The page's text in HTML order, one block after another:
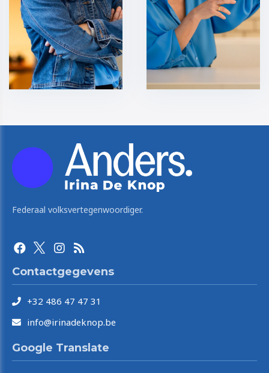
Federaal volksvertegenwoordiger.
Contactgegevens
+32 486 47 47 31
info@irinadeknop.be
Google Translate